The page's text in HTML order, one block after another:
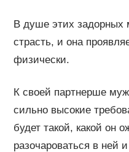
В душе этих задорных
страсть, и она
физически.
К своей партнерше
сильно высокие
будет такой, какой он
разочароваться в ней